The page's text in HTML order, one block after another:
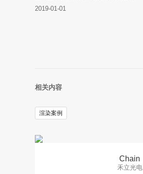
2019-01-01
相关内容
渲染案例
Chain
禾立光电